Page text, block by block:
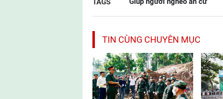
TAGS
TIN CÙNG CHUYÊN MỤC